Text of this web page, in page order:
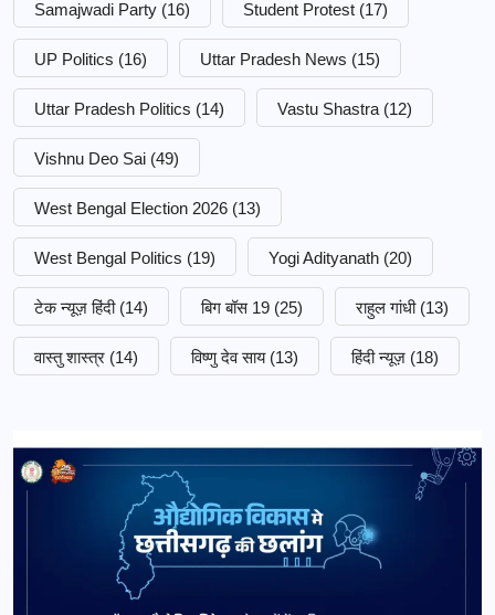
Samajwadi Party (16) Student Protest (17)
UP Politics (16) Uttar Pradesh News (15)
Uttar Pradesh Politics (14) Vastu Shastra (12)
Vishnu Deo Sai (49)
West Bengal Election 2026 (13)
West Bengal Politics (19) Yogi Adityanath (20)
टेक न्यूज़ हिंदी (14) बिग बॉस 19 (25) राहुल गांधी (13)
वास्तु शास्त्र (14) विष्णु देव साय (13) हिंदी न्यूज़ (18)